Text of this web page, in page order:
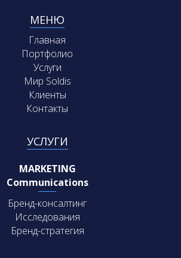
МЕНЮ
Главная
Портфолио
Услуги
Мир Soldis
Клиенты
Контакты
УСЛУГИ
MARKETING
Communications
Бренд-консалтинг
Исследования
Бренд-стратегия